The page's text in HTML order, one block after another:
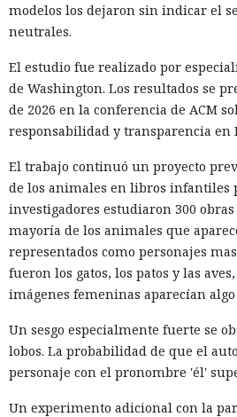
modelos los dejaron sin indicar el
neutrales.
El estudio fue realizado por
de Washington. Los resultados se
de 2026 en la conferencia de ACM
responsabilidad y transparencia en
El trabajo continuó un proyecto
de los animales en libros infantiles
investigadores estudiaron 300
mayoría de los animales que
representados como personajes
fueron los gatos, los patos y las
imágenes femeninas aparecían
Un sesgo especialmente fuerte se
lobos. La probabilidad de que el
personaje con el pronombre 'él'
Un experimento adicional con la